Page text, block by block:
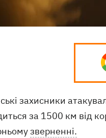
захисники
за 1500 км від
зверненні.